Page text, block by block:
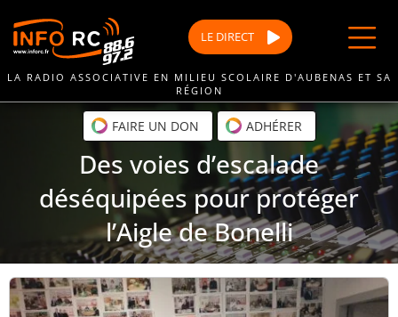
au
contenu
LE DIRECT
LA RADIO ASSOCIATIVE EN MILIEU SCOLAIRE D'AUBENAS ET SA
RÉGION
FAIRE UN DON ADHÉRER
Des voies d’escalade
déséquipées pour protéger
l’Aigle de Bonelli